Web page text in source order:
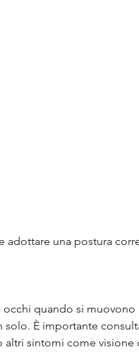
adottare una postura
quando si
solo. È importante
altri sintomi come visione